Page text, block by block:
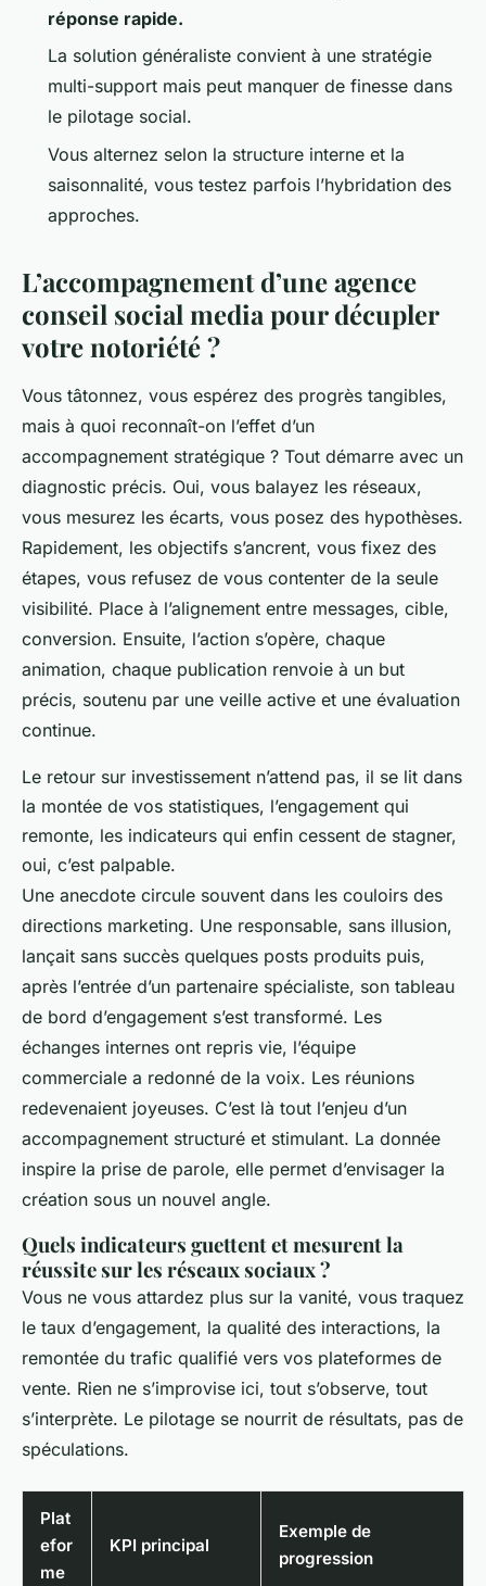
réponse rapide.
La solution généraliste convient à une stratégie
multi-support mais peut manquer de finesse dans
le pilotage social.
Vous alternez selon la structure interne et la
saisonnalité, vous testez parfois l’hybridation des
approches.
L’accompagnement d’une agence
conseil social media pour décupler
votre notoriété ?
Vous tâtonnez, vous espérez des progrès tangibles,
mais à quoi reconnaît-on l’effet d’un
accompagnement stratégique ? Tout démarre avec un
diagnostic précis. Oui, vous balayez les réseaux,
vous mesurez les écarts, vous posez des hypothèses.
Rapidement, les objectifs s’ancrent, vous fixez des
étapes, vous refusez de vous contenter de la seule
visibilité. Place à l’alignement entre messages, cible,
conversion. Ensuite, l’action s’opère, chaque
animation, chaque publication renvoie à un but
précis, soutenu par une veille active et une évaluation
continue.
Le retour sur investissement n’attend pas, il se lit dans
la montée de vos statistiques, l’engagement qui
remonte, les indicateurs qui enfin cessent de stagner,
oui, c’est palpable.
Une anecdote circule souvent dans les couloirs des
directions marketing. Une responsable, sans illusion,
lançait sans succès quelques posts produits puis,
après l’entrée d’un partenaire spécialiste, son tableau
de bord d’engagement s’est transformé. Les
échanges internes ont repris vie, l’équipe
commerciale a redonné de la voix. Les réunions
redevenaient joyeuses. C’est là tout l’enjeu d’un
accompagnement structuré et stimulant. La donnée
inspire la prise de parole, elle permet d’envisager la
création sous un nouvel angle.
Quels indicateurs guettent et mesurent la
réussite sur les réseaux sociaux ?
Vous ne vous attardez plus sur la vanité, vous traquez
le taux d’engagement, la qualité des interactions, la
remontée du trafic qualifié vers vos plateformes de
vente. Rien ne s’improvise ici, tout s’observe, tout
s’interprète. Le pilotage se nourrit de résultats, pas de
spéculations.
Plat
efor
me
KPI principal
Exemple de
progression